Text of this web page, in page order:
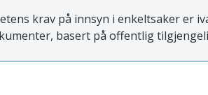
krav på innsyn i enkeltsaker er
basert på offentlig